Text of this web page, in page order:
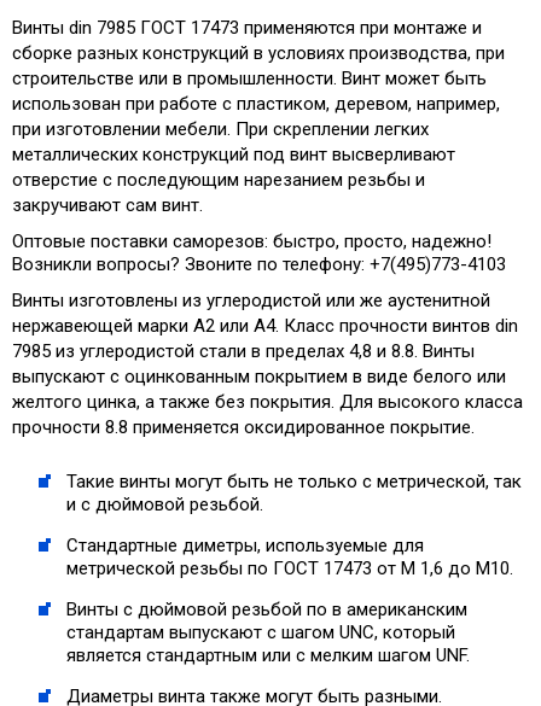
Винты din 7985 ГОСТ 17473 применяются при монтаже и
сборке разных конструкций в условиях производства, при
строительстве или в промышленности. Винт может быть
использован при работе с пластиком, деревом, например,
при изготовлении мебели. При скреплении легких
металлических конструкций под винт высверливают
отверстие с последующим нарезанием резьбы и
закручивают сам винт.
Оптовые поставки саморезов: быстро, просто, надежно!
Возникли вопросы? Звоните по телефону: +7(495)773-4103
Винты изготовлены из углеродистой или же аустенитной
нержавеющей марки А2 или А4. Класс прочности винтов din
7985 из углеродистой стали в пределах 4,8 и 8.8. Винты
выпускают с оцинкованным покрытием в виде белого или
желтого цинка, а также без покрытия. Для высокого класса
прочности 8.8 применяется оксидированное покрытие.
Такие винты могут быть не только с метрической, так
и с дюймовой резьбой.
Стандартные диметры, используемые для
метрической резьбы по ГОСТ 17473 от М 1,6 до М10.
Винты с дюймовой резьбой по в американским
стандартам выпускают с шагом UNC, который
является стандартным или с мелким шагом UNF.
Диаметры винта также могут быть разными.